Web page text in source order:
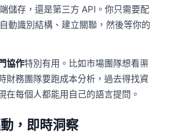
儲存，還是第三方 API。你只需要配
動識別結構、建立關聯，然後等你的
協作特別有用。比如市場團隊想看渠
財務團隊要跑成本分析，過去得找資
在每個人都能用自己的語言提問。
，即時洞察